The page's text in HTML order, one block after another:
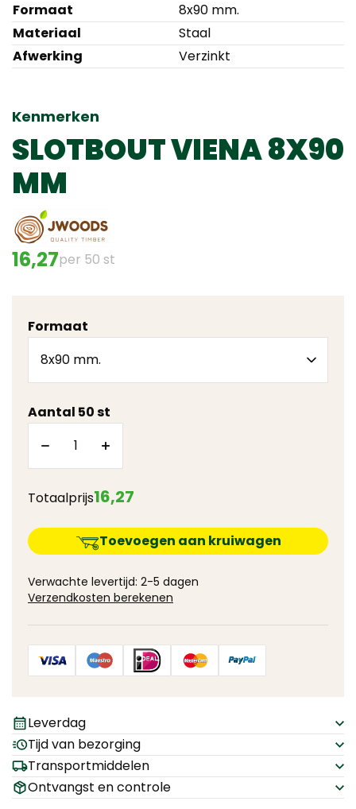
Formaat
8x90 mm.
Materiaal
Staal
Afwerking
Verzinkt
Kenmerken
SLOTBOUT VIENA 8X90
MM
16,27per 50 st
Formaat
Aantal 50 st
Totaalprijs16,27
Toevoegen aan kruiwagen
Verwachte levertijd: 2-5 dagen
Verzendkosten berekenen
Leverdag
Tijd van bezorging
Transportmiddelen
Ontvangst en controle